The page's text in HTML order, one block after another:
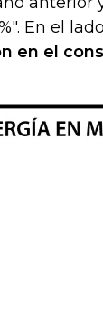
En el
en el